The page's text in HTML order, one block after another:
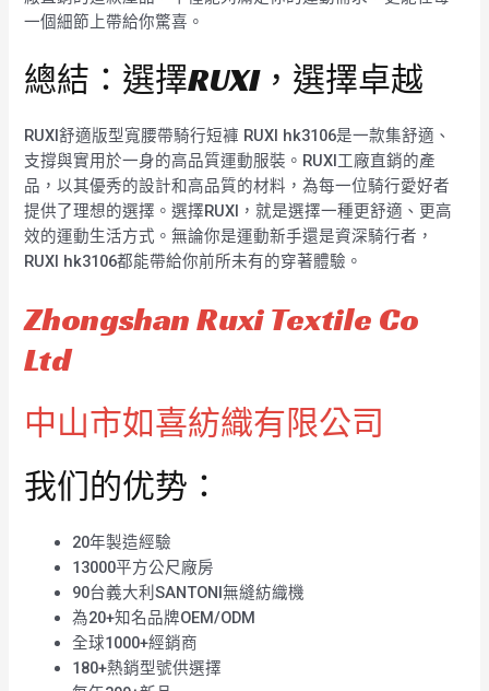
一個細節上帶給你驚喜。
總結：選擇RUXI，選擇卓越
RUXI舒適版型寬腰帶騎行短褲 RUXI hk3106是一款集舒適、
支撐與實用於一身的高品質運動服裝。RUXI工廠直銷的產
品，以其優秀的設計和高品質的材料，為每一位騎行愛好者
提供了理想的選擇。選擇RUXI，就是選擇一種更舒適、更高
效的運動生活方式。無論你是運動新手還是資深騎行者，
RUXI hk3106都能帶給你前所未有的穿著體驗。
Zhongshan Ruxi Textile Co
Ltd
中山市如喜紡織有限公司
我们的优势：
20年製造經驗
13000平方公尺廠房
90台義大利SANTONI無縫紡織機
為20+知名品牌OEM/ODM
全球1000+經銷商
180+熱銷型號供選擇